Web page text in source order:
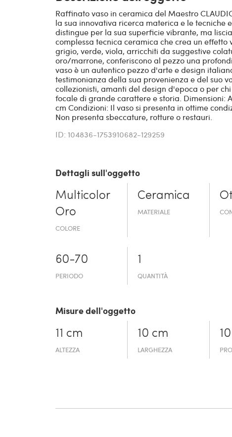
Raffinato vaso in ceramica del Maestro
la sua innovativa ricerca materica e le tecniche
distingue per la sua superficie vibrante, ma
complessa tecnica ceramica che crea un effetto
grigio, verde, viola, arricchiti da suggestive
oro/marrone, conferiscono al pezzo una
vaso è un autentico pezzo d'arte e design
testimonianza della sua provenienza e del suo
collezionisti, amanti del design d'epoca o per
focale di grande carattere e storia. Dimensioni:
cm Condizioni: Il vaso si presenta in ottime
Non presenta sbeccature, rotture o restauri.
ID: 104836-1753910682-129259
Dettagli sull'oggetto
Multicolor
Oro
COLORE
Ceramica
MATERIALE
60-70
PERIODO
1
QUANTITÀ
Misure dell'oggetto
11 cm
ALTEZZA
10 cm
LARGHEZZA